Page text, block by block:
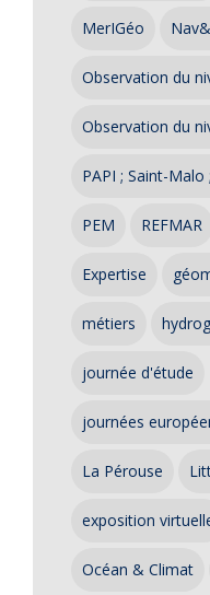
MerIGéo
Observation du
Observation du
PAPI ; Saint-
PEM REFMAR
Expertise
métiers
journée d'étude
journées
La Pérouse
exposition
Océan & Climat